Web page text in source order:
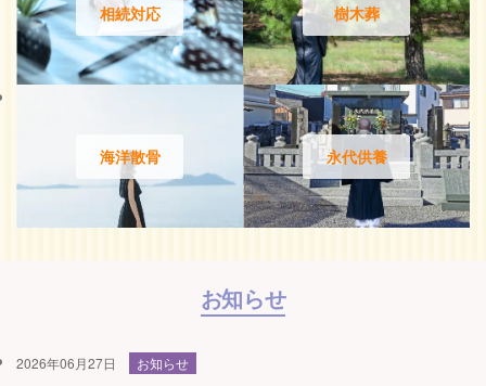
相続対応 樹木葬
海洋散骨 永代供養
お知らせ
2026年06月27日 お知らせ